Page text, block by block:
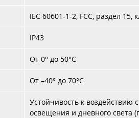
IEC 60601-1-2, FCC, раздел 15,
IP43
От 0° до 50°C
От –40° до 70°C
Устойчивость к воздействию
освещения и дневного света